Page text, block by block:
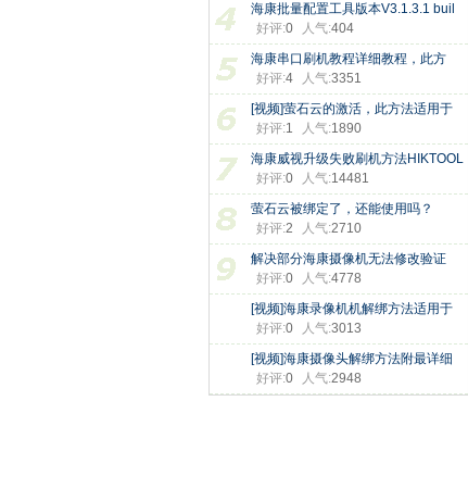
海康批量配置工具版本V3.1.3.1 buil
好评:0 人气:404
海康串口刷机教程详细教程，此方
好评:4 人气:3351
[视频]萤石云的激活，此方法适用于
好评:1 人气:1890
海康威视升级失败刷机方法HIKTOOL
工
好评:0 人气:14481
萤石云被绑定了，还能使用吗？
好评:2 人气:2710
解决部分海康摄像机无法修改验证
好评:0 人气:4778
[视频]海康录像机机解绑方法适用于
好评:0 人气:3013
[视频]海康摄像头解绑方法附最详细
好评:0 人气:2948